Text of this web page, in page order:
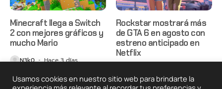
Minecraft llega a Switch
2 con mejores gráficos y
mucho Mario
N3k0 Hace 3 días
Rockstar mostrará más
de GTA 6 en agosto con
estreno anticipado en
Netflix
Usamos cookies en nuestro sitio web para brindarte la